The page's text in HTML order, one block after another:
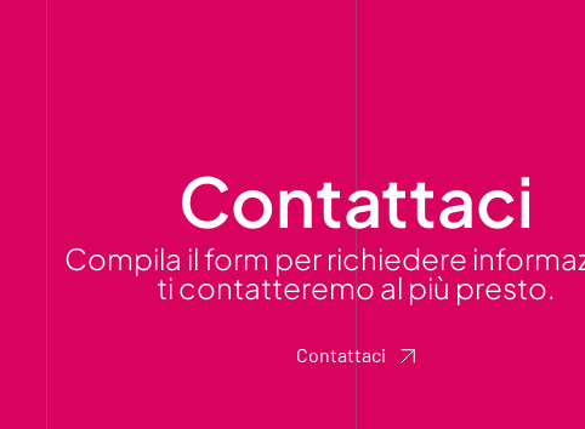
Contattaci
Compila il form per richiedere
ti contatteremo al più presto.
Contattaci